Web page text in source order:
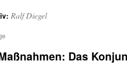
Ralf Diegel
Das